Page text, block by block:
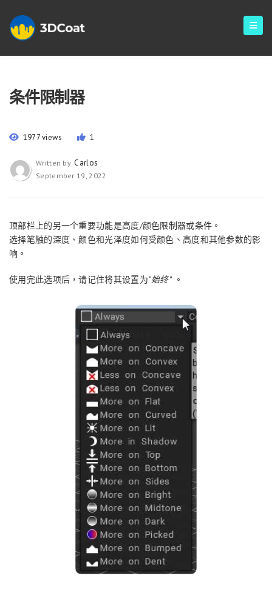
条件限制器
1977 views 1
Written by Carlos
September 19, 2022
顶部栏上的另一个重要功能是高度/颜色限制器或条件。
选择笔触的深度、颜色和光泽度如何受颜色、高度和其他参数的影
响。
使用完此选项后，请记住将其设置为“始终”。